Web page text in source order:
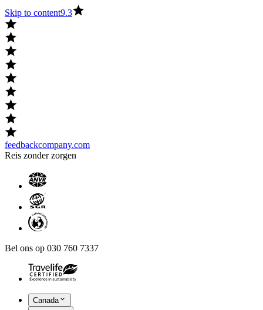
Skip to content9.3
feedbackcompany.com
Reis zonder zorgen
Bel ons op 030 760 7337
Canada